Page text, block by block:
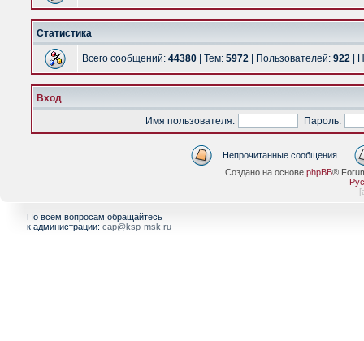
Статистика
Всего сообщений: 44380 | Тем: 5972 | Пользователей: 922 |
Вход
Имя пользователя:
Пароль:
Непрочитанные сообщения
Создано на основе phpBB®
[
По всем вопросам обращайтесь
к администрации: cap@ksp-msk.ru